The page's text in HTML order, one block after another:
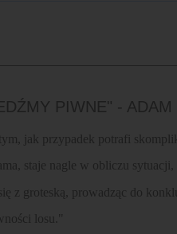
PIWNE" - ADAM
jak przypadek potrafi
staje nagle w obliczu
z groteską, prowadząc do
losu."